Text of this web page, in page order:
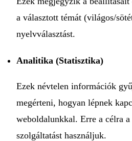
a választott témát (világos/
nyelvválasztást.
Analitika (Statisztika)
Ezek névtelen információk
megérteni, hogyan lépnek
weboldalunkkal. Erre a célra
szolgáltatást használjuk.